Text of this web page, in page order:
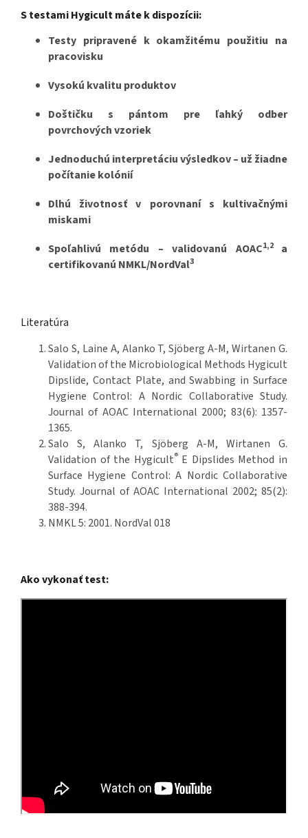
S testami Hygicult máte k dispozícii:
Testy pripravené k okamžitému použitiu na
pracovisku
Vysokú kvalitu produktov
Doštičku s pántom pre ľahký odber
povrchových vzoriek
Jednoduchú interpretáciu výsledkov – už žiadne
počítanie kolónií
Dlhú životnosť v porovnaní s kultivačnými
miskami
Spoľahlivú metódu – validovanú AOAC1,2 a
certifikovanú NMKL/NordVal3
Literatúra
Salo S, Laine A, Alanko T, Sjöberg A-M, Wirtanen G.
Validation of the Microbiological Methods Hygicult
Dipslide, Contact Plate, and Swabbing in Surface
Hygiene Control: A Nordic Collaborative Study.
Journal of AOAC International 2000; 83(6): 1357-
1365.
Salo S, Alanko T, Sjöberg A-M, Wirtanen G.
Validation of the Hygicult®E Dipslides Method in
Surface Hygiene Control: A Nordic Collaborative
Study. Journal of AOAC International 2002; 85(2):
388-394.
NMKL 5: 2001. NordVal 018
Ako vykonať test: